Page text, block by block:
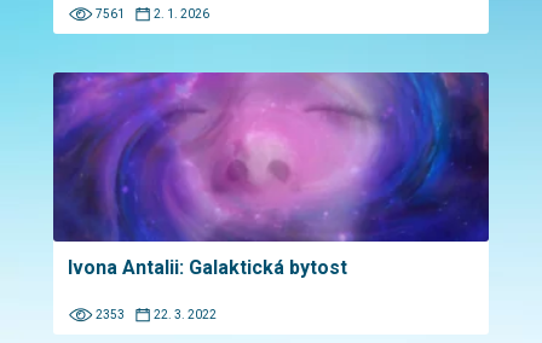
7561 2. 1. 2026
Ivona Antalii: Galaktická bytost
2353 22. 3. 2022